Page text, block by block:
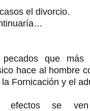
el divorcio.
que más
hace al hombre
Fornicación y el
efectos se ven